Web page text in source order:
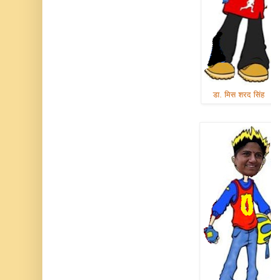
डा. मिस शरद सिंह